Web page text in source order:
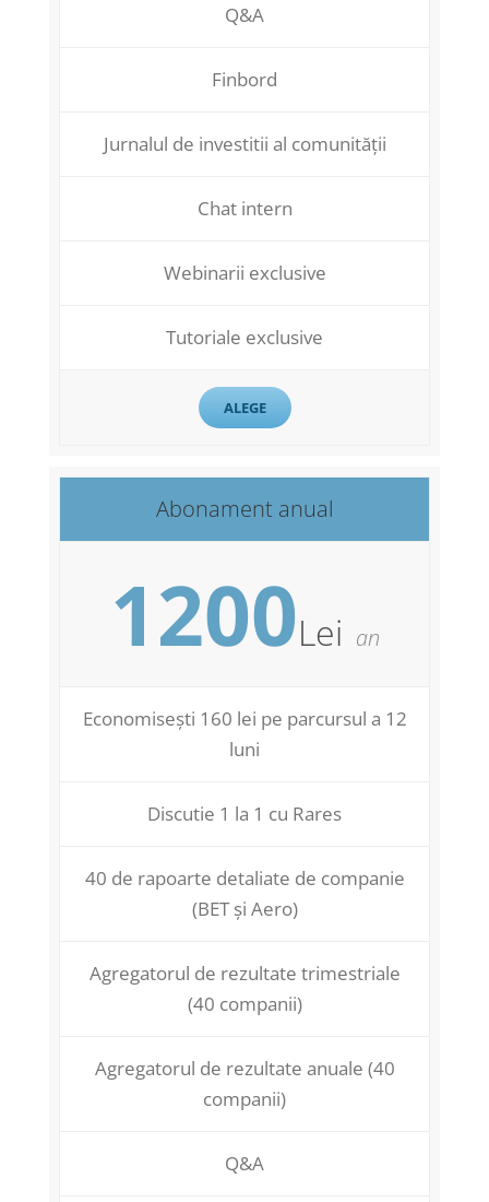
Q&A
Finbord
Jurnalul de investitii al comunității
Chat intern
Webinarii exclusive
Tutoriale exclusive
ALEGE
Abonament anual
1200Lei an
Economisești 160 lei pe parcursul a 12
luni
Discutie 1 la 1 cu Rares
40 de rapoarte detaliate de companie
(BET și Aero)
Agregatorul de rezultate trimestriale
(40 companii)
Agregatorul de rezultate anuale (40
companii)
Q&A